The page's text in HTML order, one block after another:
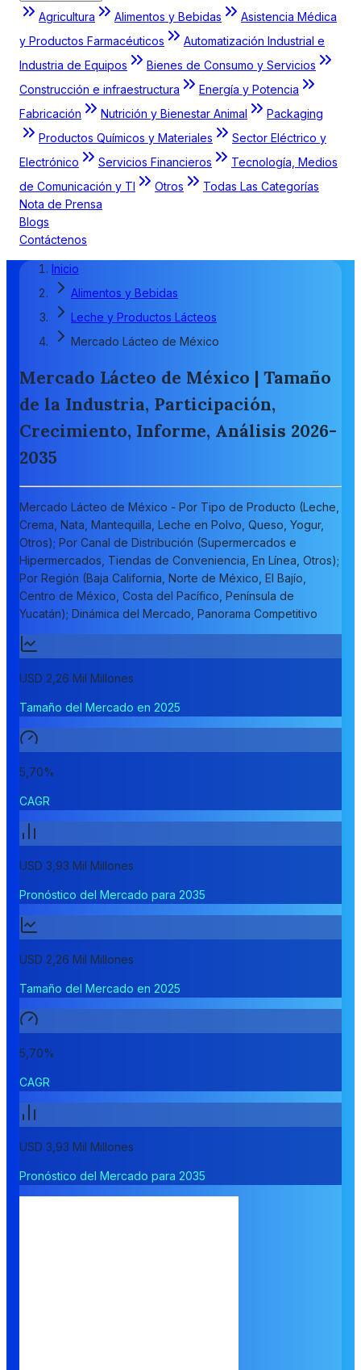
Agricultura Alimentos y Bebidas
Asistencia Médica
y Productos Farmacéuticos
Automatización Industrial e
Industria de Equipos
Bienes de Consumo y Servicios
Construcción e infraestructura
Energía y Potencia
Fabricación
Nutrición y Bienestar Animal
Packaging
Productos Químicos y Materiales
Sector Eléctrico y
Electrónico
Servicios Financieros
Tecnología, Medios
de Comunicación y TI
Otros
Todas Las Categorías
Nota de Prensa
Blogs
Contáctenos
Inicio
Alimentos y Bebidas
Leche y Productos Lácteos
Mercado Lácteo de México
Mercado Lácteo de México | Tamaño
de la Industria, Participación,
Crecimiento, Informe, Análisis 2026-
2035
Mercado Lácteo de México - Por Tipo de Producto (Leche,
Crema, Nata, Mantequilla, Leche en Polvo, Queso, Yogur,
Otros); Por Canal de Distribución (Supermercados e
Hipermercados, Tiendas de Conveniencia, En Línea, Otros);
Por Región (Baja California, Norte de México, El Bajío,
Centro de México, Costa del Pacífico, Península de
Yucatán); Dinámica del Mercado, Panorama Competitivo
USD 2,26 Mil Millones
Tamaño del Mercado en 2025
5,70%
CAGR
USD 3,93 Mil Millones
Pronóstico del Mercado para 2035
USD 2,26 Mil Millones
Tamaño del Mercado en 2025
5,70%
CAGR
USD 3,93 Mil Millones
Pronóstico del Mercado para 2035